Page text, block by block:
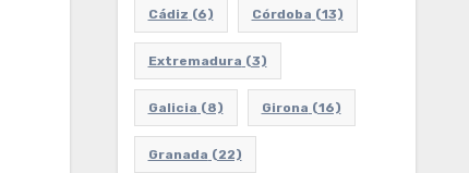
Cádiz (6) Córdoba (13)
Extremadura (3)
Galicia (8) Girona (16)
Granada (22)